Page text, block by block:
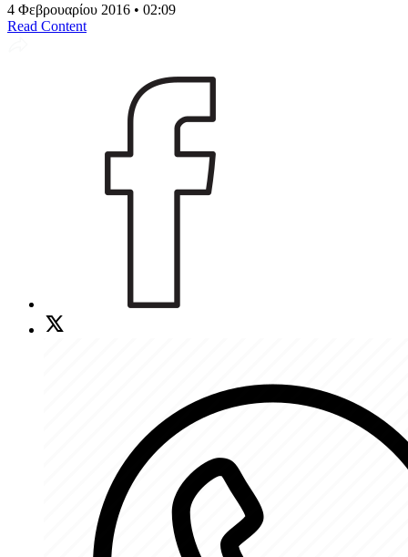
4 Φεβρουαρίου 2016 • 02:09
Read Content